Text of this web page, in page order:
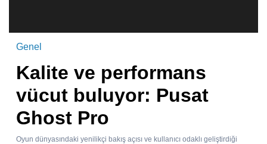
Genel
Kalite ve performans
vücut buluyor: Pusat
Ghost Pro
Oyun dünyasındaki yenilikçi bakış açısı ve kullanıcı odaklı geliştirdiği